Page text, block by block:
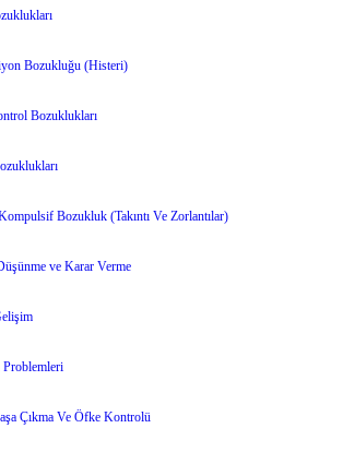
Bozukluğu (Histeri)
Bozuklukları
Bozukluk (Takıntı Ve Zorlantılar)
ve Karar Verme
Problemleri
Çıkma Ve Öfke Kontrolü